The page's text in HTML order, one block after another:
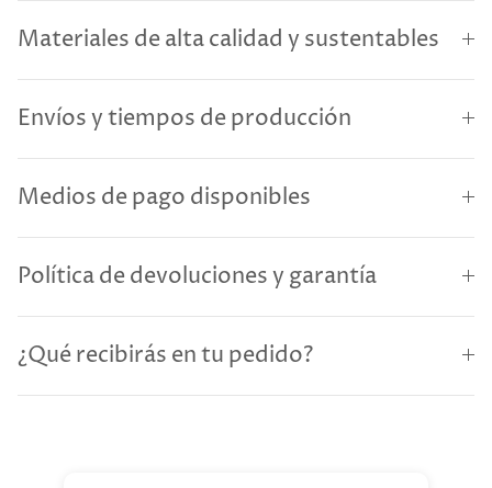
Materiales de alta calidad y sustentables
Envíos y tiempos de producción
Medios de pago disponibles
Política de devoluciones y garantía
¿Qué recibirás en tu pedido?